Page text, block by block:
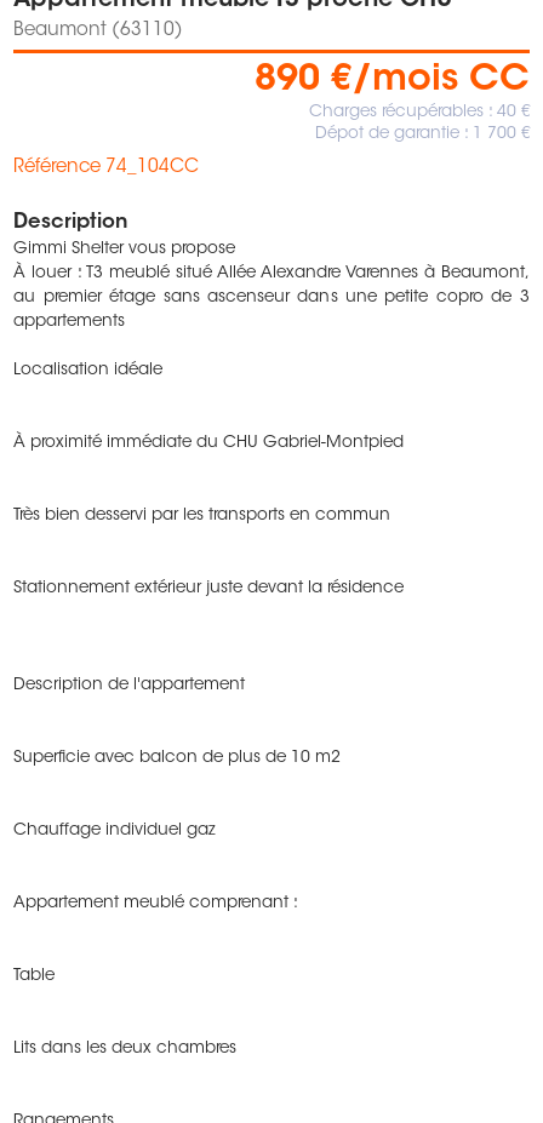
Beaumont (63110)
890 €/mois CC
Charges récupérables : 40 €
Dépot de garantie : 1 700 €
Référence 74_104CC
Description
Gimmi Shelter vous propose
À louer : T3 meublé situé Allée Alexandre Varennes à Beaumont,
au premier étage sans ascenseur dans une petite copro de 3
appartements
Localisation idéale
À proximité immédiate du CHU Gabriel-Montpied
Très bien desservi par les transports en commun
Stationnement extérieur juste devant la résidence
Description de l'appartement
Superficie avec balcon de plus de 10 m2
Chauffage individuel gaz
Appartement meublé comprenant :
Table
Lits dans les deux chambres